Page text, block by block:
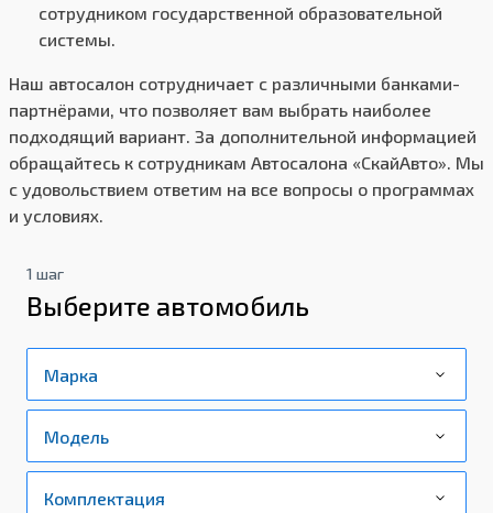
сотрудником государственной образовательной
системы.
Наш автосалон сотрудничает с различными банками-
партнёрами, что позволяет вам выбрать наиболее
подходящий вариант. За дополнительной информацией
обращайтесь к сотрудникам Автосалона «СкайАвто». Мы
с удовольствием ответим на все вопросы о программах
и условиях.
1 шаг
Выберите автомобиль